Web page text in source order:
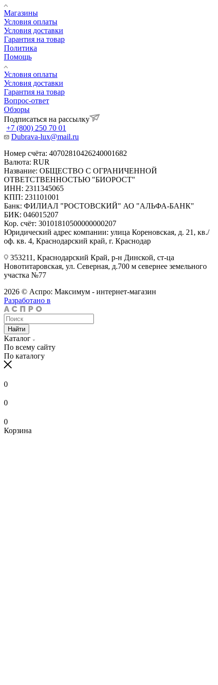
Магазины
Условия оплаты
Условия доставки
Гарантия на товар
Политика
Помощь
Условия оплаты
Условия доставки
Гарантия на товар
Вопрос-ответ
Обзоры
Подписаться на рассылку
+7 (800) 250 70 01
Dubrava-lux@mail.ru
Номер счёта: 40702810426240001682
Валюта: RUR
Название: ОБЩЕСТВО С ОГРАНИЧЕННОЙ
ОТВЕТСТВЕННОСТЬЮ "БИОРОСТ"
ИНН: 2311345065
КПП: 231101001
Банк: ФИЛИАЛ "РОСТОВСКИЙ" АО "АЛЬФА-БАНК"
БИК: 046015207
Кор. счёт: 30101810500000000207
Юридический адрес компании: улица Кореновская, д. 21, кв./
оф. кв. 4, Краснодарский край, г. Краснодар
353211, Краснодарский Край, р-н Динской, ст-ца
Новотитаровская, ул. Северная, д.700 м севернее земельного
участка №77
2026 © Аспро: Максимум - интернет-магазин
Разработано в
Найти
Каталог
По всему сайту
По каталогу
0
0
0
Корзина